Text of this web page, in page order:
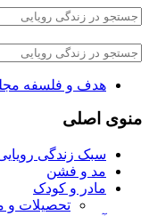
هدف و فلسفه
منوی اصلی
سبک زندگی
مد و فشن
مادر و کودک
تحصیلات و